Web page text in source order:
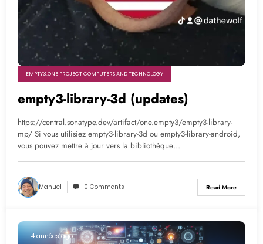
EMPTY3.ONE PROJECT COMPUTERS AND TECHNOLOGY
empty3-library-3d (updates)
https://central.sonatype.dev/artifact/one.empty3/empty3-library-
mp/ Si vous utilisiez empty3-library-3d ou empty3-library-android,
vous pouvez mettre à jour vers la bibliothèque…
Manuel 0 Comments Read More
4 années ago